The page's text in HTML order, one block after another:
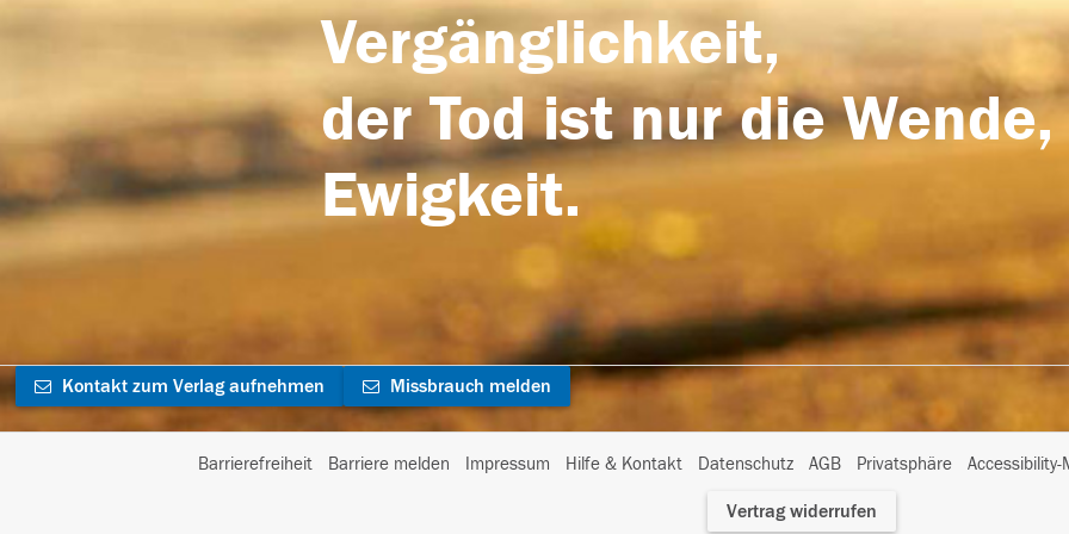
Vergänglichkeit,
der Tod ist nur die
Ewigkeit.
Kontakt zum Verlag aufnehmen Missbrauch melden
Barrierefreiheit Barriere melden Impressum Hilfe & Kontakt Datenschutz AGB Privatsphäre
I
Vertrag widerrufen